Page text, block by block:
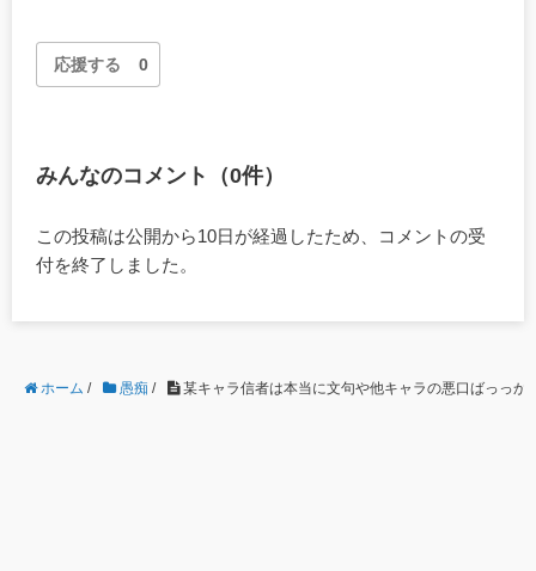
応援する 0
みんなのコメント（0件）
この投稿は公開から10日が経過したため、コメントの受
付を終了しました。
ホーム / 愚痴 / 某キャラ信者は本当に文句や他キャラの悪口ばっっか